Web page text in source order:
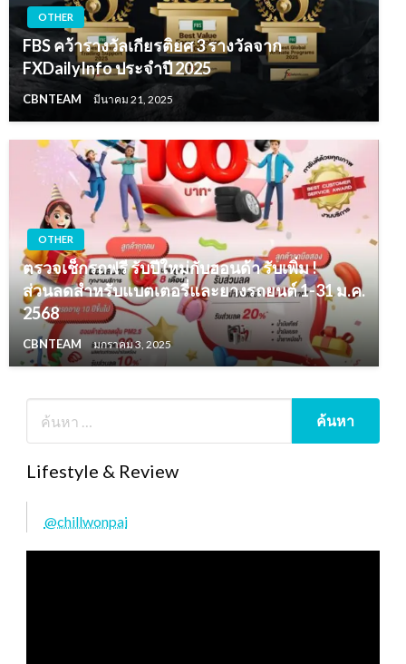
OTHER
FBS คว้ารางวัลเกียรติยศ 3 รางวัลจาก
FXDailyInfo ประจำปี 2025
CBNTEAM มีนาคม 21, 2025
OTHER
ตรวจเช็กรถฟรี รับปีใหม่กับฮอนด้า รับเพิ่ม !
ส่วนลดสำหรับแบตเตอรี่และยางรถยนต์ 1-31 ม.ค.
2568
CBNTEAM มกราคม 3, 2025
Lifestyle & Review
@chillwonpai